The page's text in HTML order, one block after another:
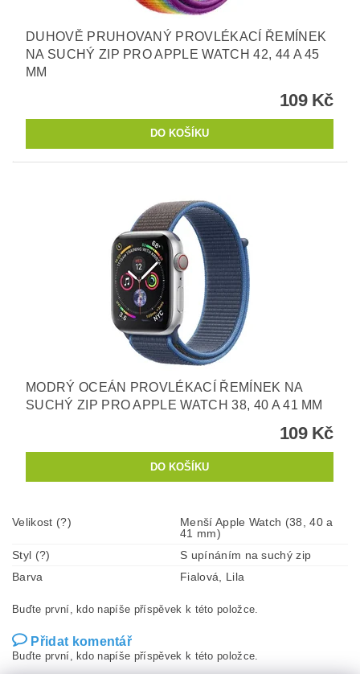
DUHOVĚ PRUHOVANÝ PROVLÉKACÍ ŘEMÍNEK
NA SUCHÝ ZIP PRO APPLE WATCH 42, 44 A 45
MM
109 Kč
MODRÝ OCEÁN PROVLÉKACÍ ŘEMÍNEK NA
SUCHÝ ZIP PRO APPLE WATCH 38, 40 A 41 MM
109 Kč
Velikost (?)
Menší Apple Watch (38, 40 a
41 mm)
Styl (?)
S upínáním na suchý zip
Barva
Fialová, Lila
Buďte první, kdo napíše příspěvek k této položce.
Přidat komentář
Buďte první, kdo napíše příspěvek k této položce.